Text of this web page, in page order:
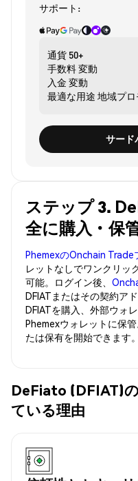
サポート:
通貨 50+
手数料変動
入金 変動
最適な用途 地域プ
サード
ステップ 3.
全に購入・保
PhemexのOnchain Trade
レットなしでワンクリッ
可能。ログイン後、
DFIATまたはその契約ア
DFIATを購入、外部ウォ
Phemexウォレットに保
たは保有を開始できます。
DeFiato (DFIAT)
ている理由